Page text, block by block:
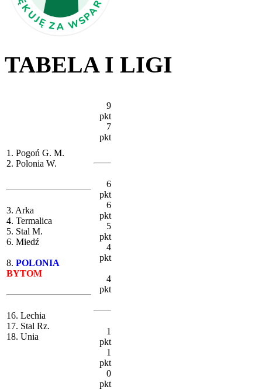
TABELA I LIGI
1. Pogoń G. M.
2. Polonia W.
3. Arka
4. Termalica
5. Stal M.
6. Miedź
8. POLONIA
BYTOM
16. Lechia
17. Stal Rz.
18. Unia
9
pkt
7
pkt
6
pkt
6
pkt
5
pkt
4
pkt
4
pkt
1
pkt
1
pkt
0
pkt